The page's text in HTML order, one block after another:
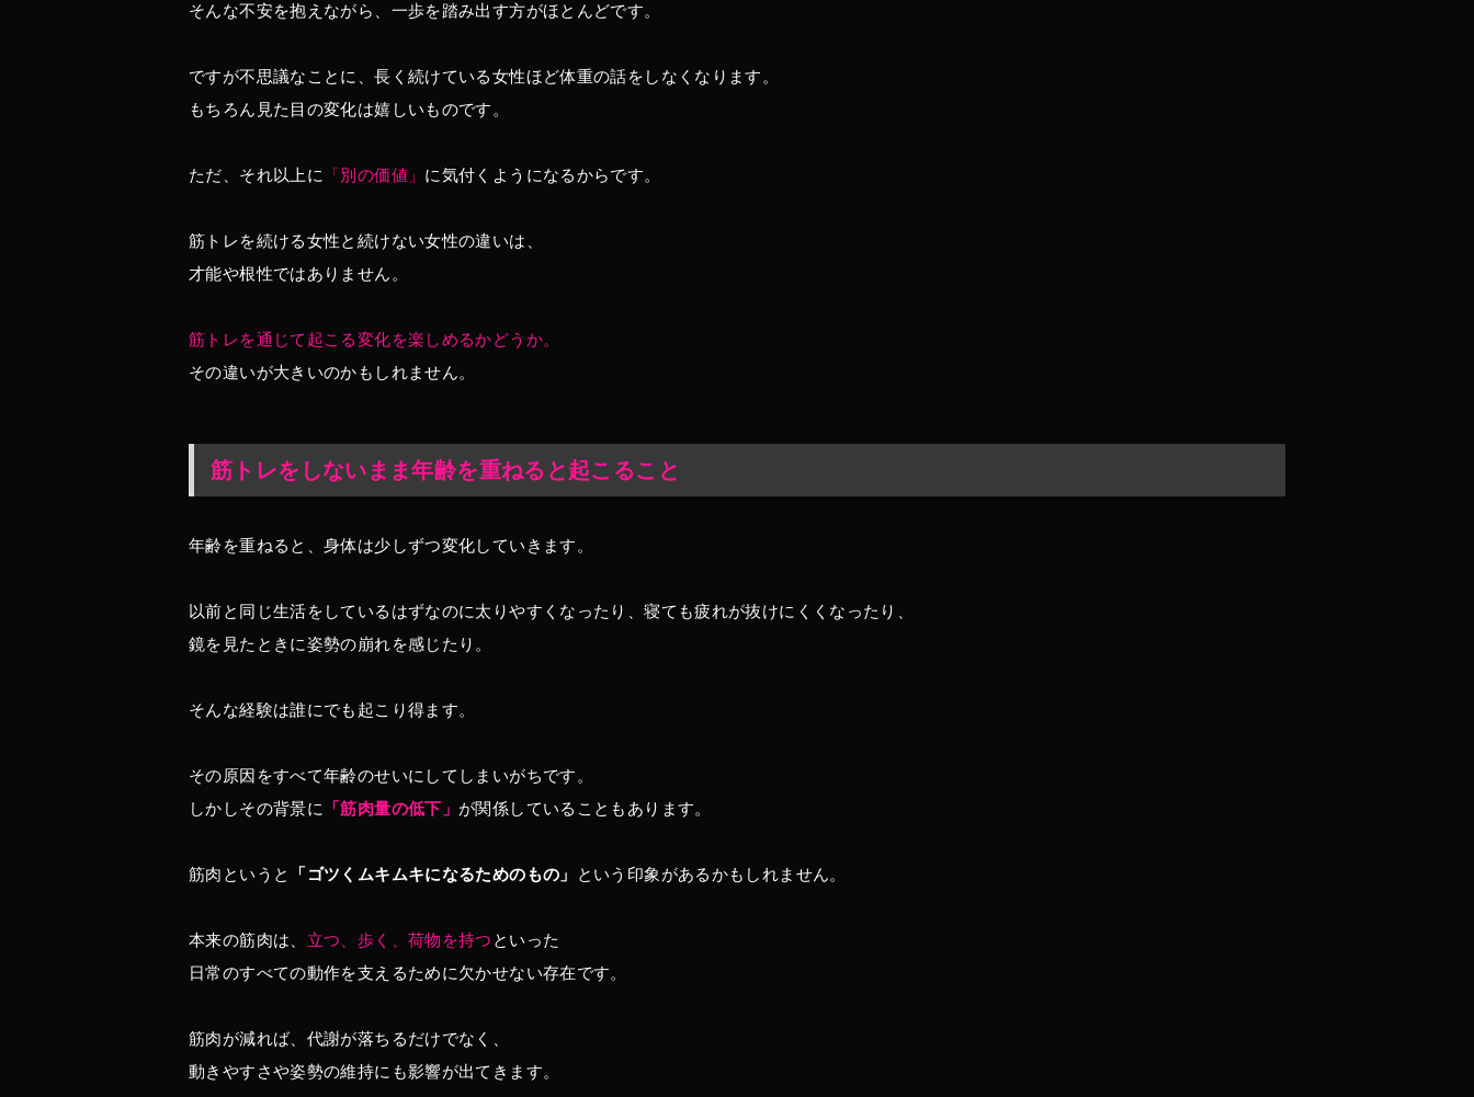
そんな不安を抱えながら、一歩を踏み出す方がほとんどです。
ですが不思議なことに、長く続けている女性ほど体重の話をしなくなります。
もちろん見た目の変化は嬉しいものです。
ただ、それ以上に 「別の価値」 に気付くようになるからです。
筋トレを続ける女性と続けない女性の違いは、
才能や根性ではありません。
筋トレを通じて起こる変化を楽しめるかどうか。
その違いが大きいのかもしれません。
筋トレをしないまま年齢を重ねると起こること
年齢を重ねると、身体は少しずつ変化していきます。
以前と同じ生活をしているはずなのに太りやすくなったり、寝ても疲れが抜けにくくなったり、
鏡を見たときに姿勢の崩れを感じたり。
そんな経験は誰にでも起こり得ます。
その原因をすべて年齢のせいにしてしまいがちです。
しかしその背景に
「筋肉量の低下」 が関係していることもあります。
筋肉というと 「ゴツくムキムキになるためのもの」 という印象があるかもしれません。
本来の筋肉は、 立つ、歩く、荷物を持つ といった
日常のすべての動作を支えるために欠かせない存在です。
筋肉が減れば、代謝が落ちるだけでなく、
動きやすさや姿勢の維持にも影響が出てきます。